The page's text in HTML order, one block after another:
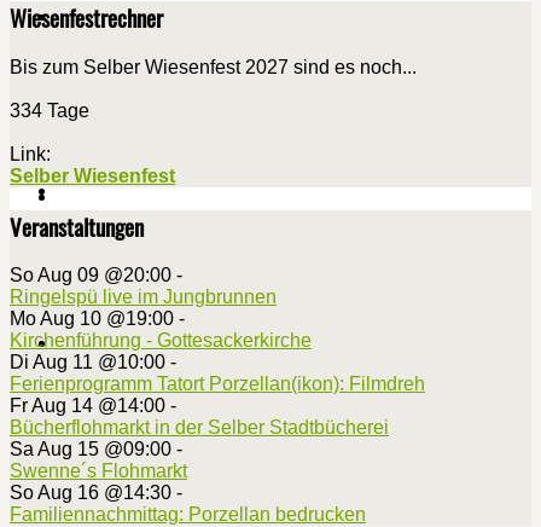
Wiesenfestrechner
Bis zum Selber Wiesenfest 2027 sind es noch...
334 Tage
Link:
Selber Wiesenfest
Veranstaltungen
So Aug 09 @20:00 -
Ringelspü live im Jungbrunnen
Mo Aug 10 @19:00 -
Kirchenführung - Gottesackerkirche
Di Aug 11 @10:00 -
Ferienprogramm Tatort Porzellan(ikon): Filmdreh
Fr Aug 14 @14:00 -
Bücherflohmarkt in der Selber Stadtbücherei
Sa Aug 15 @09:00 -
Swenne´s Flohmarkt
So Aug 16 @14:30 -
Familiennachmittag: Porzellan bedrucken